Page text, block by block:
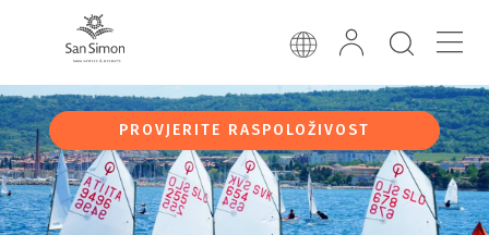
PROVJERITE RASPOLOŽIVOST